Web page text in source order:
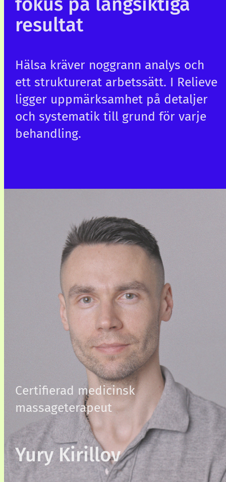
resultat
Hälsa kräver noggrann analys och
ett strukturerat arbetssätt. I Relieve
ligger uppmärksamhet på detaljer
och systematik till grund för varje
behandling.
Certifierad medicinsk
massageterapeut
Yury Kirillov